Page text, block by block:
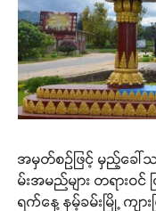
အမှတ်စဉ်ဖြင့် မှည့်ခေါ်
မ်းအမည်များ တရား
ရက်နေ့ နမ့်ခမ်းမြို့ ကျ